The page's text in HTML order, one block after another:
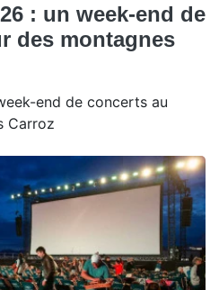
: un week-end de
des montagnes
end de concerts au
Carroz